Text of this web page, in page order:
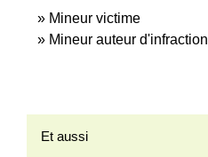
Mineur victime
Mineur auteur d'infraction
Et aussi